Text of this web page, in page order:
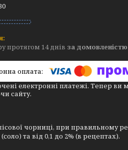
протягом 14 днів за домовленістю
електронні платежі. Тепер ви
сайту.
чорниці, при правильному
та від 0,1 до 2% (в рецептах).